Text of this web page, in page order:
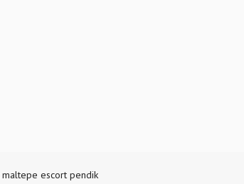
maltepe escort pendik